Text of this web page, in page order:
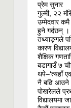
प्रेम सुनार
गुल्मी, २२
उम्मेदवार कमै
हुने गर्दछन् ।
तथ्याङ्गले
कारण
शैक्षिक
बडागाउँ ७
थपे–‘त्यहाँ
नै बढि आउने
पोखरेलले
विद्यालयमा